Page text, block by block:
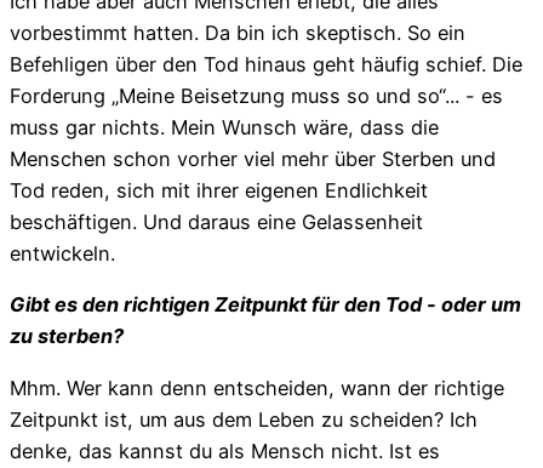
vorbestimmt hatten. Da bin ich skeptisch. So ein
Befehligen über den Tod hinaus geht häufig schief. Die
Forderung „Meine Beisetzung muss so und so“... - es
muss gar nichts. Mein Wunsch wäre, dass die
Menschen schon vorher viel mehr über Sterben und
Tod reden, sich mit ihrer eigenen Endlichkeit
beschäftigen. Und daraus eine Gelassenheit
entwickeln.
Gibt es den richtigen Zeitpunkt für den Tod - oder um
zu sterben?
Mhm. Wer kann denn entscheiden, wann der richtige
Zeitpunkt ist, um aus dem Leben zu scheiden? Ich
denke, das kannst du als Mensch nicht. Ist es